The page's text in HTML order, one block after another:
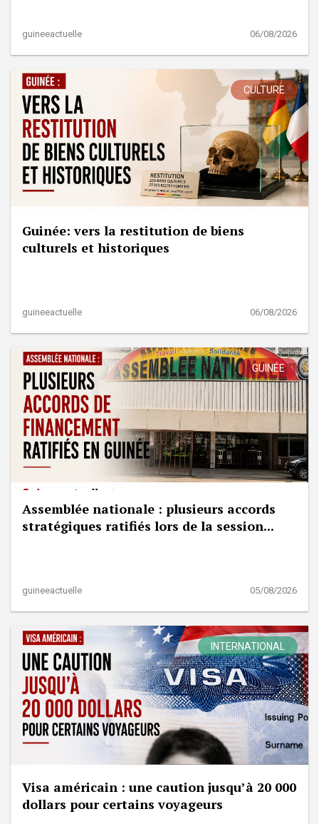
guineeactuelle 06/08/2026
CULTURE
Guinée: vers la restitution de biens
culturels et historiques
guineeactuelle 06/08/2026
GUINÉE
Assemblée nationale : plusieurs accords
stratégiques ratifiés lors de la session...
guineeactuelle 05/08/2026
INTERNATIONAL
Visa américain : une caution jusqu’à 20 000
dollars pour certains voyageurs